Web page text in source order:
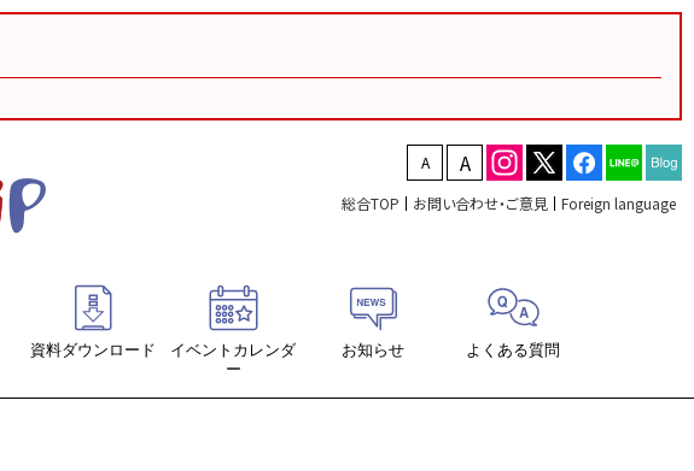
文字を縮小する
文字を拡大する
総合TOP お問い合わせ・ご意見 Foreign language
資料ダウンロード
提出書類ダウンロード
イベントカレンダ
ー
お知らせ よくある質問